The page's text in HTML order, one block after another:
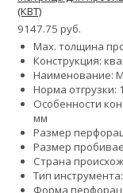
(КВТ)
9147.75 руб.
Max. толщина
Конструкция:
Наименование:
Норма отгрузки: 1
Особенности
мм
Размер
Размер
Страна
Тип
Форма